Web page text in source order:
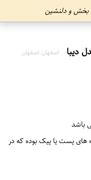
بخش و دلنشین
دیبا اصفهان اصفهان
باشد
های پست یا پیک بوده که در